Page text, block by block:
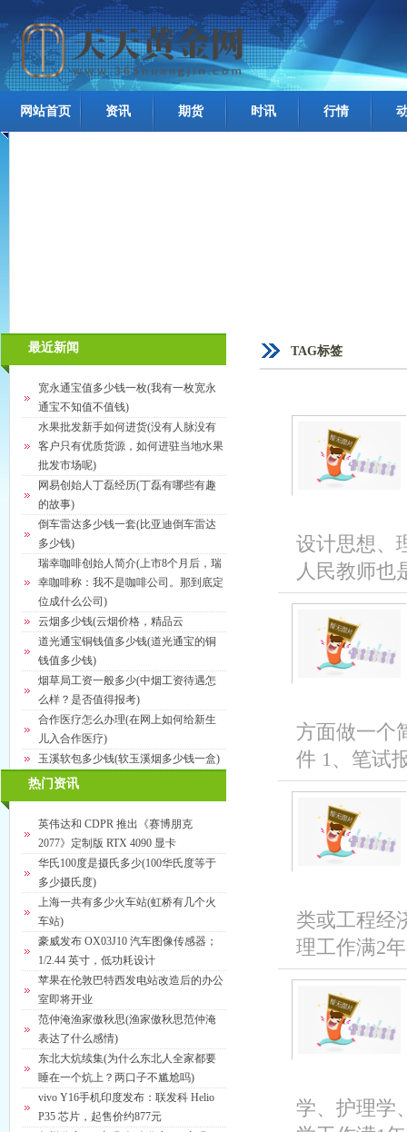
网站首页 资讯 期货 时讯 行情
最近新闻
宽永通宝值多少钱一枚(我有一枚宽永
通宝不知值不值钱)
水果批发新手如何进货(没有人脉没有
客户只有优质货源，如何进驻当地水果
批发市场呢)
网易创始人丁磊经历(丁磊有哪些有趣
的故事)
倒车雷达多少钱一套(比亚迪倒车雷达
多少钱)
瑞幸咖啡创始人简介(上市8个月后，瑞
幸咖啡称：我不是咖啡公司。那到底定
位成什么公司)
云烟多少钱(云烟价格，精品云
道光通宝铜钱值多少钱(道光通宝的铜
钱值多少钱)
烟草局工资一般多少(中烟工资待遇怎
么样？是否值得报考)
合作医疗怎么办理(在网上如何给新生
儿入合作医疗)
玉溪软包多少钱(软玉溪烟多少钱一盒)
热门资讯
英伟达和 CDPR 推出《赛博朋克
2077》定制版 RTX 4090 显卡
华氏100度是摄氏多少(100华氏度等于
多少摄氏度)
上海一共有多少火车站(虹桥有几个火
车站)
豪威发布 OX03J10 汽车图像传感器；
1/2.44 英寸，低功耗设计
苹果在伦敦巴特西发电站改造后的办公
室即将开业
范仲淹渔家傲秋思(渔家傲秋思范仲淹
表达了什么感情)
东北大炕续集(为什么东北人全家都要
睡在一个炕上？两口子不尴尬吗)
vivo Y16手机印度发布：联发科 Helio
P35 芯片，起售价约877元
TAG标签
设计思想、
人民教师也
方面做一个
件 1、笔试
类或工程经
理工作满2
学、护理学